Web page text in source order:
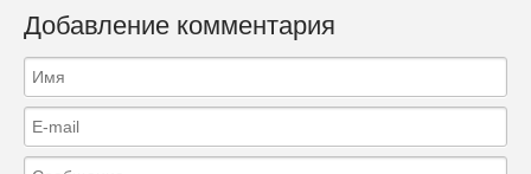
Добавление комментария